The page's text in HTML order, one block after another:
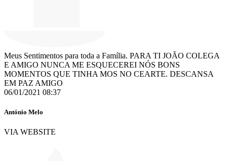
Meus Sentimentos para toda a Família. PARA TI JOÃO COLEGA
E AMIGO NUNCA ME ESQUECEREI NÓS BONS
MOMENTOS QUE TINHA MOS NO CEARTE. DESCANSA
EM PAZ AMIGO
06/01/2021 08:37
António Melo
VIA WEBSITE